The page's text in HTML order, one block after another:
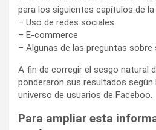
para los siguientes capítulos de
– Uso de redes sociales
– E-commerce
– Algunas de las preguntas sobre
A fin de corregir el sesgo natural
ponderaron sus resultados
universo de usuarios de Faceboo.
Para ampliar esta